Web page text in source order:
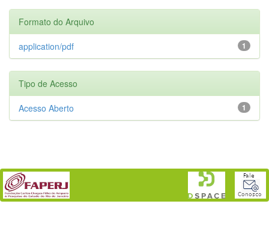
Formato do Arquivo
1
application/pdf
Tipo de Acesso
1
Acesso Aberto